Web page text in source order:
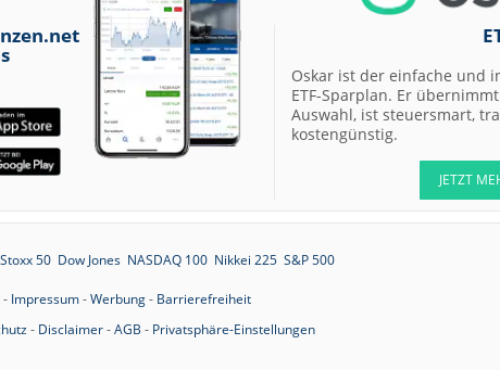
Kontron Kaufen
Daimler Truck Buy
12:29 Airbus Hold
Münchener
Rückversicherungs-
Gesellschaft
Oskar ist der einfache und
ETF-Sparplan. Er
Auswahl, ist steuersmart,
kostengünstig.
JETZT
50 Dow Jones NASDAQ 100 Nikkei 225 S&P 500
- Impressum-Werbung- Barrierefreiheit
- Disclaimer-AGB - Privatsphäre-Einstellungen